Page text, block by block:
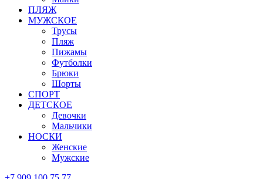
ПЛЯЖ
МУЖСКОЕ
Трусы
Пляж
Пижамы
Футболки
Брюки
Шорты
СПОРТ
ДЕТСКОЕ
Девочки
Мальчики
НОСКИ
Женские
Мужские